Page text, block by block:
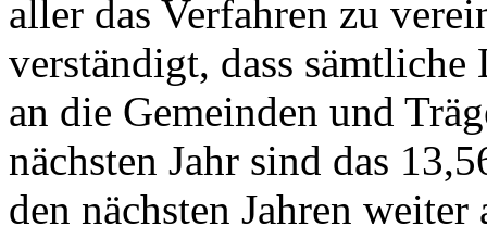
aller das Verfahren zu
verständigt, dass
an die Gemeinden und
nächsten Jahr sind das
den nächsten Jahren weiter